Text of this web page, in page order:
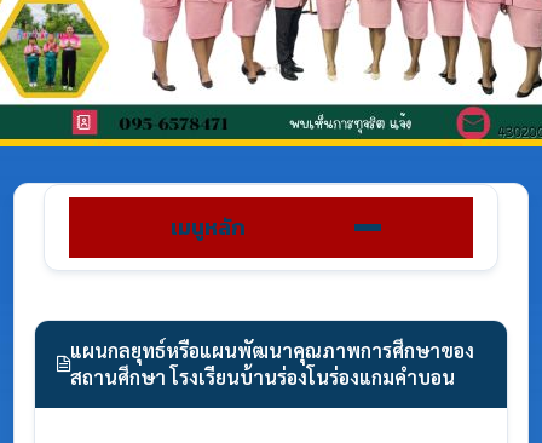
เมนูหลัก
แผนกลยุทธ์หรือแผนพัฒนาคุณภาพการศึกษาของ
สถานศึกษา โรงเรียนบ้านร่องโนร่องแกมคำบอน